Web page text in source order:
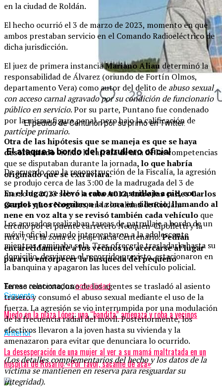
El pedido de Centurión por su primo en Twitter.
Otra de las hipótesis que se maneja es que se haya
desorientadoviendo la carrera de una de las competencias
que se disputaban durante la jornada, lo que habría
originado que se extraviara.
En el lugar, se llevó a cabo un rastrillaje a pie, con
grupos que recorrieron la zona en silencio, llamando al
nene en voz alta y se revisó también cada vehículo que
circuló por el puente carretero Neuquén-Cipolletti y la
ruta 7, en la zona ex peaje hacia Centenario.Pedían
encarecidamente a los vecinos no acercarse al lugar
para no entorpecer la búsqueda del pequeño
Temas relacionados:actualidad
Siguente
Miedo en la plaza López: una “bandita” amenaza y roba a vecinos
Anterior
La desesperación de una mujer al ver a su mamá maltratada en un
hospital de Rosario: «Por favor, sacame de acá»
en la ciudad de Roldán.
El hecho ocurrió el 3 de marzo de 2023, momento en que
ambos prestaban servicio en el Comando Radioeléctrico de
dicha jurisdicción.
El juez de primera instanciaMariano Aliaudeterminó la
responsabilidad de Álvarez (oriundo de Fortín Olmos,
departamento Vera) como autor del delito de abuso sexual
con acceso carnal agravado por su condición de funcionario
público en servicio. Por su parte, Puntano fue condenado
por la misma figura penal, pero bajo la calificación de
partícipe primario.
El ataque a bordo del patrullero oficial
De acuerdo con la reconstrucción de la Fiscalía, la agresión
se produjo cerca de las 3:00 de la madrugada del 3 de
marzo de 2023 sobre laruta A012, entre las calles Carlos
Gardel y Los Nogales, en la localidad de Roldán.
Los acusados realizaban tareas de patrullaje a bordo de un
móvil oficial cuando interceptaron a la adolescente
mientras caminaba sola. Tras ofrecerle trasladarla hasta su
domicilio, desviaron el recorrido previsto, estacionaron en
la banquina y apagaron las luces del vehículo policial.
En ese contexto, uno de los agentes se trasladó al asiento
trasero y consumó el abuso sexual mediante el uso de la
fuerza. La agresión se vio interrumpida por una modulación
de la frecuencia radial del móvil. Posteriormente, los
efectivos llevaron a la joven hasta su vivienda y la
amenazaron para evitar que denunciara lo ocurrido.
(Los detalles complementarios del hecho y los datos de la
víctima se mantienen en reserva para resguardar su
integridad).